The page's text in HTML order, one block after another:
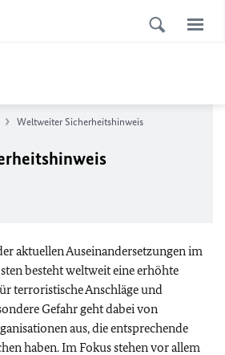
Weltweiter Sicherheitshinweis
aktuellen Auseinandersetzungen im
besteht weltweit eine erhöhte
terroristische Anschläge und
Gefahr geht dabei von
aus, die entsprechende
haben. Im Fokus stehen vor allem